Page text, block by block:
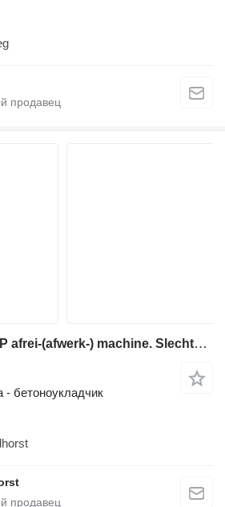
Probst Powerplan PP afrei-(afwerk-) machine. Slechts 37 uur
- бетоноукладчик